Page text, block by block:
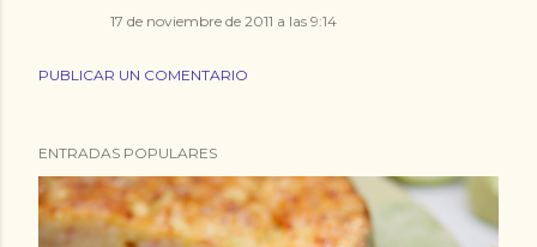
17 de noviembre de 2011 a las 9:14
PUBLICAR UN COMENTARIO
ENTRADAS POPULARES